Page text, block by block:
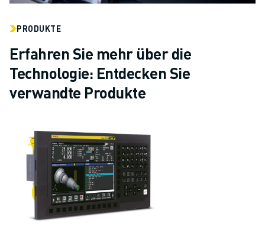
PRODUKTE
Erfahren Sie mehr über die
Technologie: Entdecken Sie
verwandte Produkte